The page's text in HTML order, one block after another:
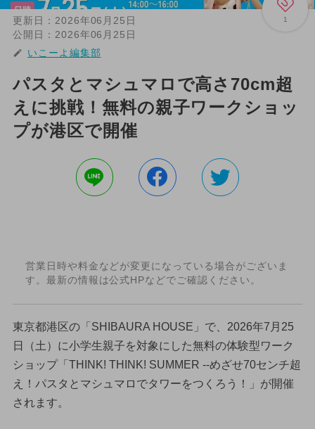
1
更新日： 2026年06月25日
公開日： 2026年06月25日
いこーよ編集部
パスタとマシュマロで高さ70cm超
えに挑戦！無料の親子ワークショッ
プが港区で開催
営業日時や料金などが変更になっている場合がございま
す。最新の情報は公式HPなどでご確認ください。
東京都港区の「SHIBAURA HOUSE」で、2026年7月25
日（土）に小学生親子を対象にした無料の体験型ワーク
ショップ「THINK! THINK! SUMMER --めざせ70センチ超
え！パスタとマシュマロでタワーをつくろう！」が開催
されます。